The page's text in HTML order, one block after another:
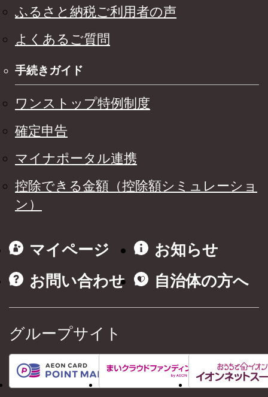
ふるさと納税ご利用者の声
よくあるご質問
手続きガイド
ワンストップ特例制度
確定申告
マイナポータル連携
控除できる金額（控除額シミュレーショ
ン）
マイページ
お知らせ
お問い合わせ
自治体の方へ
グループサイト